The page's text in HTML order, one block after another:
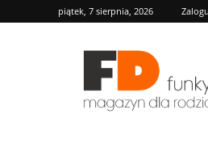
piątek, 7 sierpnia, 2026
FD